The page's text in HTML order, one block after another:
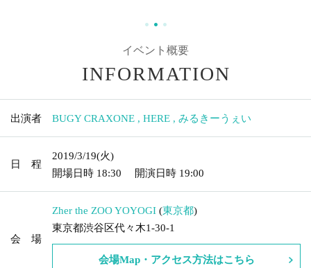
イベント概要
INFORMATION
出演者 BUGY CRAXONE , HERE , みるきーうぇい
日 程
2019/3/19(火)
開場日時 18:30 開演日時 19:00
会 場
Zher the ZOO YOYOGI (東京都)
東京都渋谷区代々木1-30-1
会場Map・アクセス方法はこちら